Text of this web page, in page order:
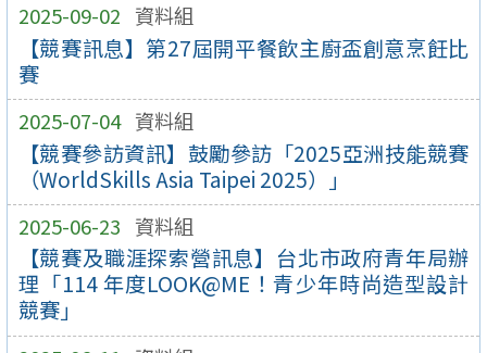
2025-09-02 資料組
【競賽訊息】第27屆開平餐飲主廚盃創意烹飪比
賽
2025-07-04 資料組
【競賽參訪資訊】鼓勵參訪「2025亞洲技能競賽
（WorldSkills Asia Taipei 2025）」
2025-06-23 資料組
【競賽及職涯探索營訊息】台北市政府青年局辦
理「114 年度LOOK@ME！青少年時尚造型設計
競賽」